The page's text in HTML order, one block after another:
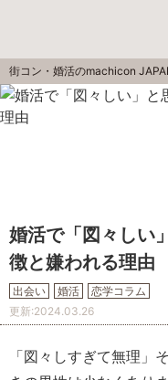
街コン・婚活のmachicon
婚活で「図々しい
徴と嫌われる理由
出会い 婚活 恋学コラム
更新:2024.03.26
「図々しすぎて無理」